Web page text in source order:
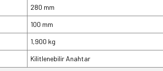
280 mm
100 mm
1,900 kg
Kilitlenebilir Anahtar